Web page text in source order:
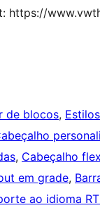
https://
de blocos,
, Cabeçalho
em grade,
ao idioma